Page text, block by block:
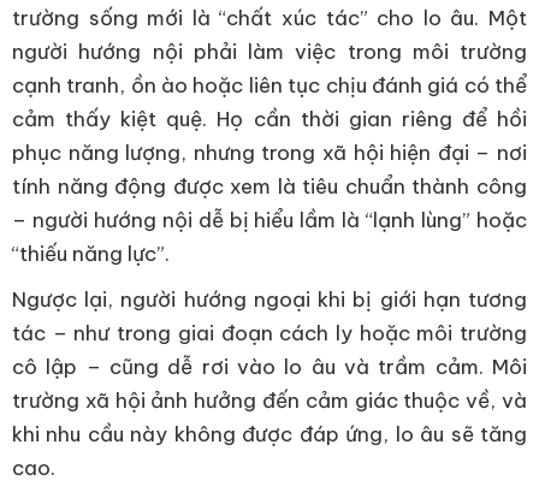
trường sống mới là “chất xúc tác” cho lo âu. Một
người hướng nội phải làm việc trong môi trường
cạnh tranh, ồn ào hoặc liên tục chịu đánh giá có thể
cảm thấy kiệt quệ. Họ cần thời gian riêng để hồi
phục năng lượng, nhưng trong xã hội hiện đại – nơi
tính năng động được xem là tiêu chuẩn thành công
– người hướng nội dễ bị hiểu lầm là “lạnh lùng” hoặc
“thiếu năng lực”.
Ngược lại, người hướng ngoại khi bị giới hạn tương
tác – như trong giai đoạn cách ly hoặc môi trường
cô lập – cũng dễ rơi vào lo âu và trầm cảm. Môi
trường xã hội ảnh hưởng đến cảm giác thuộc về, và
khi nhu cầu này không được đáp ứng, lo âu sẽ tăng
cao.